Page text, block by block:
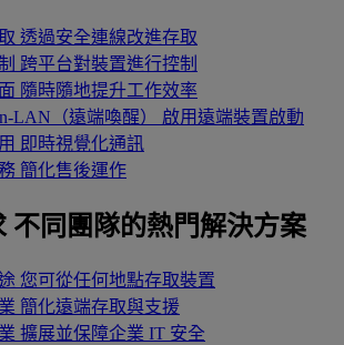
透過安全連線改進存取
跨平台對裝置進行控制
隨時隨地提升工作效率
LAN（遠端喚醒）
啟用遠端裝置啟動
即時視覺化通訊
簡化售後運作
不同團隊的熱門解決方案
您可從任何地點存取裝置
簡化遠端存取與支援
擴展並保障企業 IT 安全